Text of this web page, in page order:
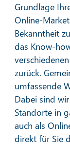
Grundlage
Online-
Bekanntheit
das Know-
zurück.
umfassende
Dabei sind
Standorte in
auch als
direkt für Sie